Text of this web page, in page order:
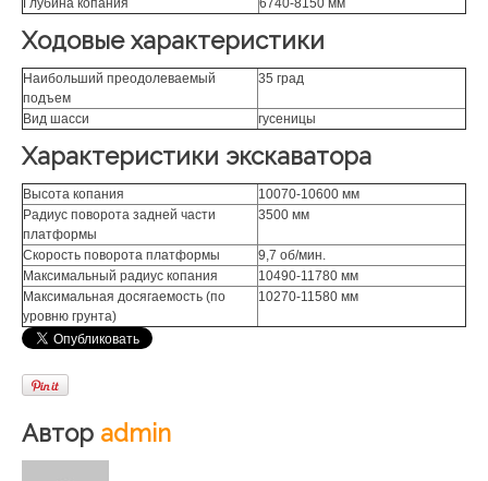
Глубина копания
6740-8150 мм
Ходовые характеристики
Наибольший преодолеваемый
подъем
35 град
Вид шасси гусеницы
Характеристики экскаватора
Высота копания
10070-10600 мм
Радиус поворота задней части
платформы
3500 мм
Скорость поворота платформы
9,7 об/мин.
Максимальный радиус копания
10490-11780 мм
Максимальная досягаемость (по
уровню грунта)
10270-11580 мм
Автор admin